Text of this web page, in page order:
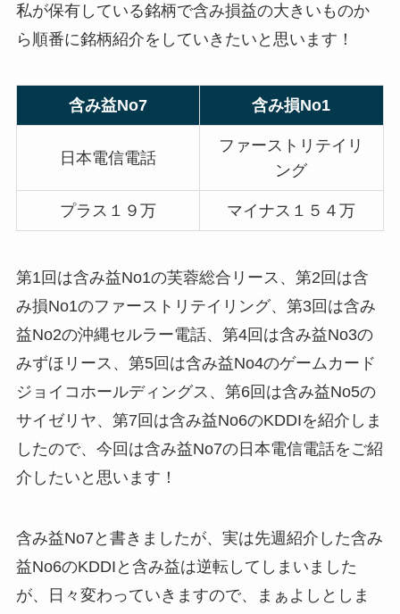
私が保有している銘柄で含み損益の大きいものか
ら順番に銘柄紹介をしていきたいと思います！
含み益No7 含み損No1
日本電信電話
ファーストリテイリ
ング
プラス１９万 マイナス１５４万
第1回は含み益No1の芙蓉総合リース、第2回は含
み損No1のファーストリテイリング、第3回は含み
益No2の沖縄セルラー電話、第4回は含み益No3の
みずほリース、第5回は含み益No4のゲームカード
ジョイコホールディングス、第6回は含み益No5の
サイゼリヤ、第7回は含み益No6のKDDIを紹介しま
したので、今回は含み益No7の日本電信電話をご紹
介したいと思います！
含み益No7と書きましたが、実は先週紹介した含み
益No6のKDDIと含み益は逆転してしまいました
が、日々変わっていきますので、まぁよしとしま